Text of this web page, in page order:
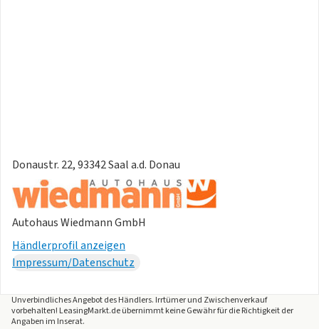
Donaustr. 22, 93342 Saal a.d. Donau
Autohaus Wiedmann GmbH
Händlerprofil anzeigen
Impressum/Datenschutz
Unverbindliches Angebot desHändlers. Irrtümer und Zwischenverkauf
vorbehalten! LeasingMarkt.de übernimmt keine Gewähr für die Richtigkeit der
Angaben im Inserat.